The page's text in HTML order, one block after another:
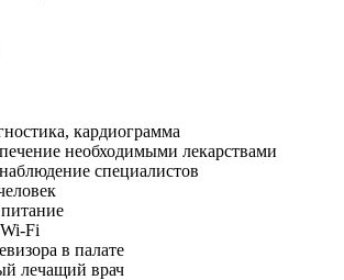
кардиограмма
необходимыми лекарствами
специалистов
Fi
в палате
лечащий врач